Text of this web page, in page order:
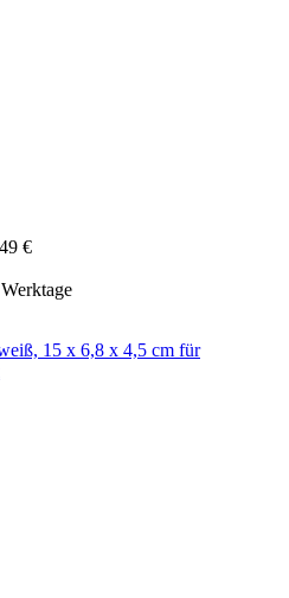
€
15 x 6,8 x 4,5 cm für